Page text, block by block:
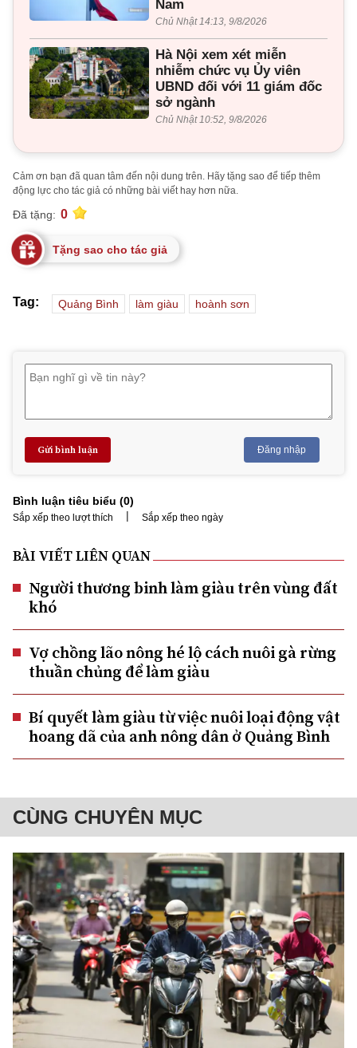
Nam
Chủ Nhật 14:13, 9/8/2026
Hà Nội xem xét miễn
nhiễm chức vụ Ủy viên
UBND đối với 11 giám đốc
sở ngành
Chủ Nhật 10:52, 9/8/2026
Cảm ơn bạn đã quan tâm đến nội dung trên. Hãy tặng sao để tiếp thêm
động lực cho tác giả có những bài viết hay hơn nữa.
Đã tặng: 0
Tặng sao cho tác giả
Tag: Quảng Bình làm giàu hoành sơn
Gửi bình luận Đăng nhập
Bình luận tiêu biểu (0)
Sắp xếp theo lượt thích | Sắp xếp theo ngày
BÀI VIẾT LIÊN QUAN
Người thương binh làm giàu trên vùng đất
khó
Vợ chồng lão nông hé lộ cách nuôi gà rừng
thuần chủng để làm giàu
Bí quyết làm giàu từ việc nuôi loại động vật
hoang dã của anh nông dân ở Quảng Bình
CÙNG CHUYÊN MỤC